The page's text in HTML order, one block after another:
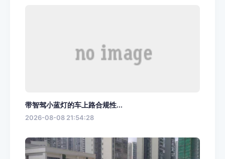
带智驾小蓝灯的车上路合规性...
2026-08-08 21:54:28